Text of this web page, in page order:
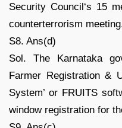
Security Council‘s 15
counterterrorism
S8. Ans(d)
Sol. The Karnataka
Farmer Registration &
System’ or FRUITS
window registration for